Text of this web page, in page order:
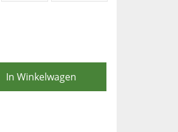
In Winkelwagen